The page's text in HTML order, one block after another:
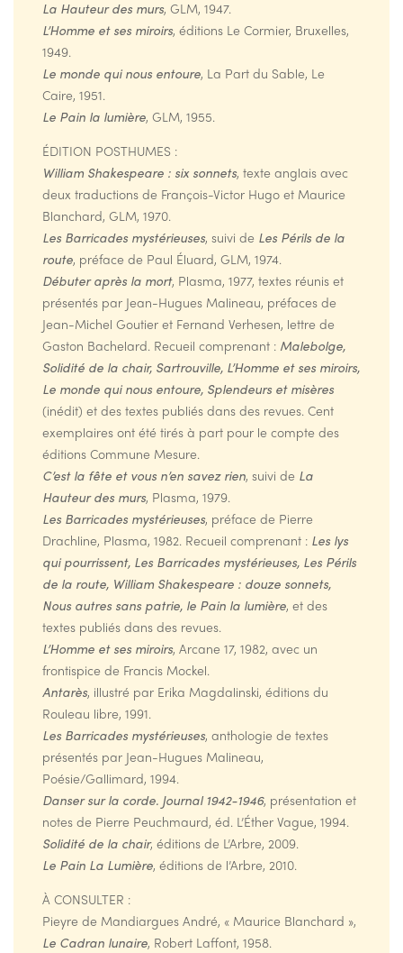
La Hauteur des murs, GLM, 1947.
L’Homme et ses miroirs, éditions Le Cormier, Bruxelles,
1949.
Le monde qui nous entoure, La Part du Sable, Le
Caire, 1951.
Le Pain la lumière, GLM, 1955.
ÉDITION POSTHUMES :
William Shakespeare : six sonnets, texte anglais avec
deux traductions de François-Victor Hugo et Maurice
Blanchard, GLM, 1970.
Les Barricades mystérieuses, suivi de Les Périls de la
route, préface de Paul Éluard, GLM, 1974.
Débuter après la mort, Plasma, 1977, textes réunis et
présentés par Jean-Hugues Malineau, préfaces de
Jean-Michel Goutier et Fernand Verhesen, lettre de
Gaston Bachelard. Recueil comprenant : Malebolge,
Solidité de la chair, Sartrouville, L’Homme et ses miroirs,
Le monde qui nous entoure, Splendeurs et misères
(inédit) et des textes publiés dans des revues. Cent
exemplaires ont été tirés à part pour le compte des
éditions Commune Mesure.
C’est la fête et vous n’en savez rien, suivi de La
Hauteur des murs, Plasma, 1979.
Les Barricades mystérieuses, préface de Pierre
Drachline, Plasma, 1982. Recueil comprenant : Les lys
qui pourrissent, Les Barricades mystérieuses, Les Périls
de la route, William Shakespeare : douze sonnets,
Nous autres sans patrie, le Pain la lumière, et des
textes publiés dans des revues.
L’Homme et ses miroirs, Arcane 17, 1982, avec un
frontispice de Francis Mockel.
Antarès, illustré par Erika Magdalinski, éditions du
Rouleau libre, 1991.
Les Barricades mystérieuses, anthologie de textes
présentés par Jean-Hugues Malineau,
Poésie/Gallimard, 1994.
Danser sur la corde. Journal 1942-1946, présentation et
notes de Pierre Peuchmaurd, éd. L’Éther Vague, 1994.
Solidité de la chair, éditions de L’Arbre, 2009.
Le Pain La Lumière, éditions de l’Arbre, 2010.
À CONSULTER :
Pieyre de Mandiargues André, « Maurice Blanchard »,
Le Cadran lunaire, Robert Laffont, 1958.